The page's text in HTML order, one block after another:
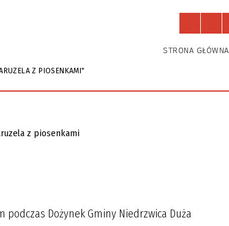
STRONA GŁÓWNA
Zajęcia
Z PIOSENKAMI"
podczas Dożynek Gminy Niedrzwica Duża